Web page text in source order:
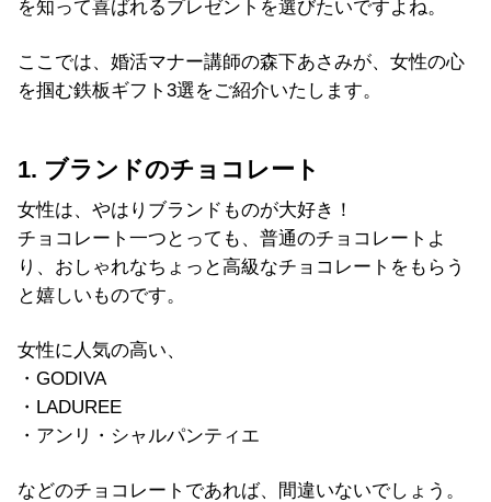
を知って喜ばれるプレゼントを選びたいですよね。
ここでは、婚活マナー講師の森下あさみが、女性の心
を掴む鉄板ギフト3選をご紹介いたします。
1. ブランドのチョコレート
女性は、やはりブランドものが大好き！
チョコレート一つとっても、普通のチョコレートよ
り、おしゃれなちょっと高級なチョコレートをもらう
と嬉しいものです。
女性に人気の高い、
・GODIVA
・LADUREE
・アンリ・シャルパンティエ
などのチョコレートであれば、間違いないでしょう。